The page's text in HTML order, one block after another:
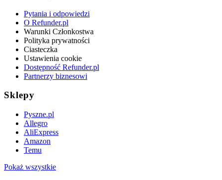
Pytania i odpowiedzi
O Refunder.pl
Warunki Członkostwa
Polityka prywatności
Ciasteczka
Ustawienia cookie
Dostępność Refunder.pl
Partnerzy biznesowi
Sklepy
Pyszne.pl
Allegro
AliExpress
Amazon
Temu
Pokaż wszystkie